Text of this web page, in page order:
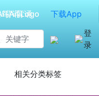
Ai背诵
下载App
登
录
相关分类标签